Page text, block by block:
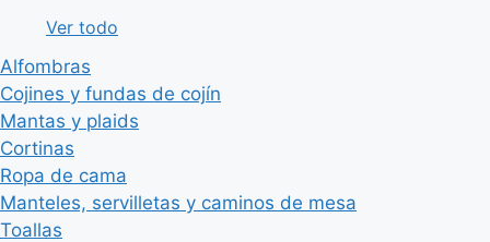
Ver todo
Alfombras
Cojines y fundas de cojín
Mantas y plaids
Cortinas
Ropa de cama
Manteles, servilletas y caminos de mesa
Toallas